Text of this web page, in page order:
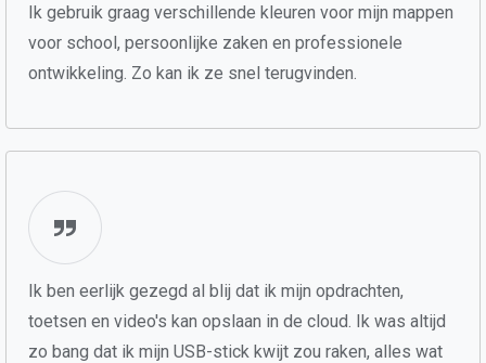
Ik gebruik graag verschillende kleuren voor mijn mappen
voor school, persoonlijke zaken en professionele
ontwikkeling. Zo kan ik ze snel terugvinden.
Ik ben eerlijk gezegd al blij dat ik mijn opdrachten,
toetsen en video's kan opslaan in de cloud. Ik was altijd
zo bang dat ik mijn USB-stick kwijt zou raken, alles wat